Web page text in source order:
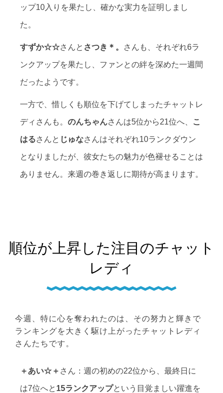
ップ10入りを果たし、確かな実力を証明しまし
た。
すずか☆☆さんと さつき＊。 さんも、それぞれ6ラ
ンクアップを果たし、ファンとの絆を深めた一週間
だったようです。
一方で、惜しくも順位を下げてしまったチャットレ
ディさんも。 のんちゃんさんは5位から21位へ、 こ
はるさんと じゅなさんはそれぞれ10ランクダウン
となりましたが、彼女たちの魅力が色褪せることは
ありません。来週の巻き返しに期待が高まります。
順位が上昇した注目のチャット
レディ
今週、特に心を奪われたのは、その努力と輝きで
ランキングを大きく駆け上がったチャットレディ
さんたちです。
＋あい☆＋ さん：週の初めの22位から、最終日に
は7位へと 15ランクアップという目覚ましい躍進を